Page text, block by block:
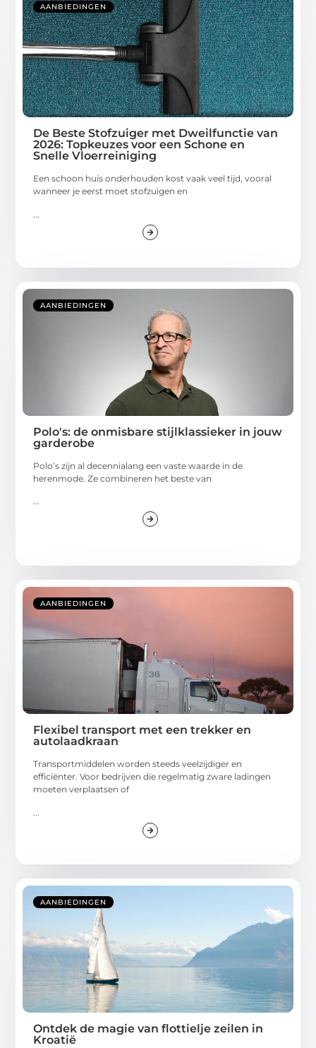
AANBIEDINGEN
De Beste Stofzuiger met Dweilfunctie van
2026: Topkeuzes voor een Schone en
Snelle Vloerreiniging
Een schoon huis onderhouden kost vaak veel tijd, vooral
wanneer je eerst moet stofzuigen en
AANBIEDINGEN
Polo's: de onmisbare stijlklassieker in jouw
garderobe
Polo’s zijn al decennialang een vaste waarde in de
herenmode. Ze combineren het beste van
...
AANBIEDINGEN
Flexibel transport met een trekker en
autolaadkraan
Transportmiddelen worden steeds veelzijdiger en
efficiënter. Voor bedrijven die regelmatig zware ladingen
moeten verplaatsen of
AANBIEDINGEN
Ontdek de magie van flottielje zeilen in
Kroatië